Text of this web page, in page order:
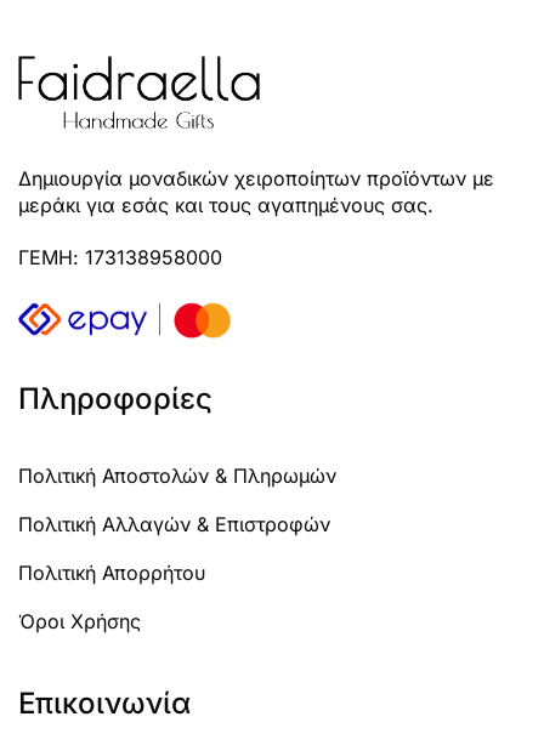
Δημιουργία μοναδικών χειροποίητων προϊόντων με
μεράκι για εσάς και τους αγαπημένους σας.
ΓΕΜΗ: 173138958000
Πληροφορίες
Πολιτική Αποστολών & Πληρωμών
Πολιτική Αλλαγών & Επιστροφών
Πολιτική Απορρήτου
Όροι Χρήσης
Επικοινωνία